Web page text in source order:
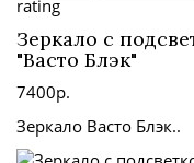
rating
Зеркало с
"Васто Блэк"
7400р.
Зеркало Васто Блэк..